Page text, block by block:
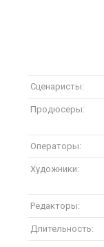
Сценаристы:
Продюсеры:
Операторы:
Художники:
Редакторы:
Длительность: